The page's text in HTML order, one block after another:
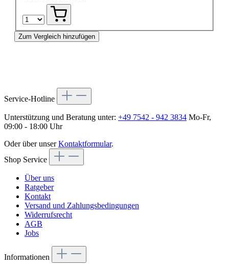
Zum Vergleich hinzufügen
Service-Hotline
Unterstützung und Beratung unter: +49 7542 - 942 3834 Mo-Fr,
09:00 - 18:00 Uhr
Oder über unserKontaktformular.
Shop Service
Über uns
Ratgeber
Kontakt
Versand und Zahlungsbedingungen
Widerrufsrecht
AGB
Jobs
Informationen